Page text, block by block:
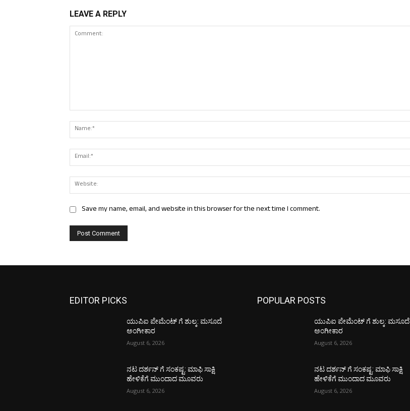
LEAVE A REPLY
Save my name, email, and website in this browser for the next time I comment.
EDITOR PICKS
ಯುಪಿಐ ಪೇಮೆಂಟ್ ಗೆ ಶುಲ್ಕ: ಮಸೂದೆ
ಅಂಗೀಕಾರ
August 6, 2026
ನಟ ದರ್ಶನ್ ಗೆ ಸಂಕಷ್ಟ: ಮಾಫಿ ಸಾಕ್ಷಿ
ಹೇಳಿಕೆಗೆ ಮುಂದಾದ ಮೂವರು
August 6, 2026
POPULAR POSTS
ಯುಪಿಐ ಪೇಮೆಂಟ್ ಗೆ ಶುಲ್ಕ: ಮಸೂದೆ
ಅಂಗೀಕಾರ
August 6, 2026
ನಟ ದರ್ಶನ್ ಗೆ ಸಂಕಷ್ಟ: ಮಾಫಿ ಸಾಕ್ಷಿ
ಹೇಳಿಕೆಗೆ ಮುಂದಾದ ಮೂವರು
August 6, 2026